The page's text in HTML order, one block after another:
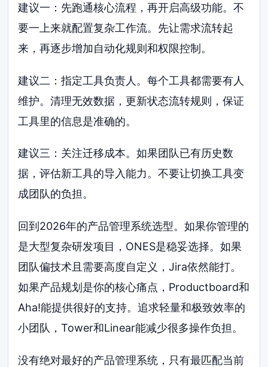
建议一：先跑通核心流程，再开启高级功能。不
要一上来就配置复杂工作流。先让需求流转起
来，再逐步增加自动化规则和权限控制。
建议二：指定工具负责人。每个工具都需要有人
维护。清理无效数据，更新状态流转规则，保证
工具里的信息是准确的。
建议三：关注迁移成本。如果团队已有历史数
据，评估新工具的导入能力。不要让切换工具变
成团队的负担。
回到2026年的产品管理系统选型。如果你管理的
是大型复杂研发项目，ONES是稳妥选择。如果
团队偏技术且需要高度自定义，Jira依然能打。
如果产品规划是你的核心痛点，Productboard和
Aha!能提供很好的支持。追求轻量和极致效率的
小团队，Tower和Linear能减少很多操作负担。
没有绝对最好的产品管理系统，只有最匹配当前